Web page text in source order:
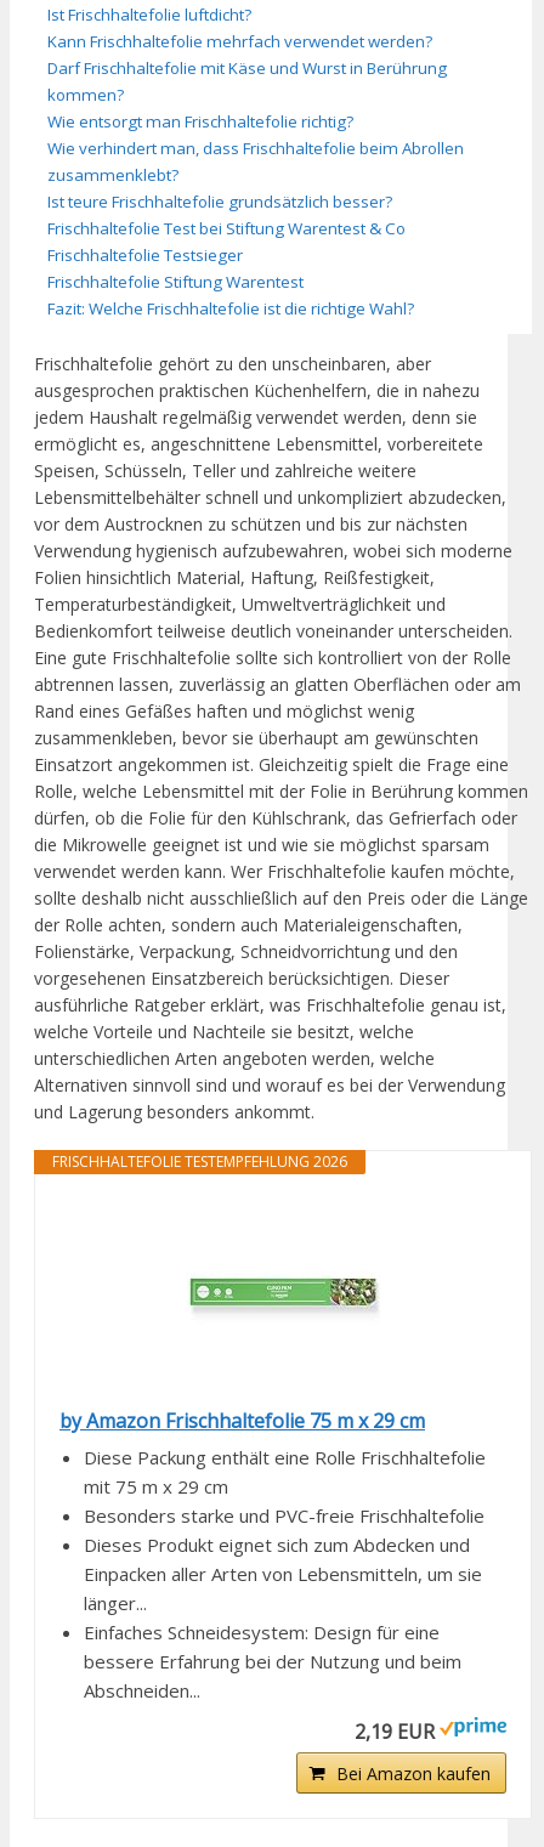
Ist Frischhaltefolie luftdicht?
Kann Frischhaltefolie mehrfach verwendet werden?
Darf Frischhaltefolie mit Käse und Wurst in Berührung
kommen?
Wie entsorgt man Frischhaltefolie richtig?
Wie verhindert man, dass Frischhaltefolie beim Abrollen
zusammenklebt?
Ist teure Frischhaltefolie grundsätzlich besser?
Frischhaltefolie Test bei Stiftung Warentest & Co
Frischhaltefolie Testsieger
Frischhaltefolie Stiftung Warentest
Fazit: Welche Frischhaltefolie ist die richtige Wahl?
Frischhaltefolie gehört zu den unscheinbaren, aber
ausgesprochen praktischen Küchenhelfern, die in nahezu
jedem Haushalt regelmäßig verwendet werden, denn sie
ermöglicht es, angeschnittene Lebensmittel, vorbereitete
Speisen, Schüsseln, Teller und zahlreiche weitere
Lebensmittelbehälter schnell und unkompliziert abzudecken,
vor dem Austrocknen zu schützen und bis zur nächsten
Verwendung hygienisch aufzubewahren, wobei sich moderne
Folien hinsichtlich Material, Haftung, Reißfestigkeit,
Temperaturbeständigkeit, Umweltverträglichkeit und
Bedienkomfort teilweise deutlich voneinander unterscheiden.
Eine gute Frischhaltefolie sollte sich kontrolliert von der Rolle
abtrennen lassen, zuverlässig an glatten Oberflächen oder am
Rand eines Gefäßes haften und möglichst wenig
zusammenkleben, bevor sie überhaupt am gewünschten
Einsatzort angekommen ist. Gleichzeitig spielt die Frage eine
Rolle, welche Lebensmittel mit der Folie in Berührung kommen
dürfen, ob die Folie für den Kühlschrank, das Gefrierfach oder
die Mikrowelle geeignet ist und wie sie möglichst sparsam
verwendet werden kann. Wer Frischhaltefolie kaufen möchte,
sollte deshalb nicht ausschließlich auf den Preis oder die Länge
der Rolle achten, sondern auch Materialeigenschaften,
Folienstärke, Verpackung, Schneidvorrichtung und den
vorgesehenen Einsatzbereich berücksichtigen. Dieser
ausführliche Ratgeber erklärt, was Frischhaltefolie genau ist,
welche Vorteile und Nachteile sie besitzt, welche
unterschiedlichen Arten angeboten werden, welche
Alternativen sinnvoll sind und worauf es bei der Verwendung
und Lagerung besonders ankommt.
FRISCHHALTEFOLIE TESTEMPFEHLUNG 2026
by Amazon Frischhaltefolie 75 m x 29 cm
Diese Packung enthält eine Rolle Frischhaltefolie
mit 75 m x 29 cm
Besonders starke und PVC-freie Frischhaltefolie
Dieses Produkt eignet sich zum Abdecken und
Einpacken aller Arten von Lebensmitteln, um sie
länger...
Einfaches Schneidesystem: Design für eine
bessere Erfahrung bei der Nutzung und beim
Abschneiden...
2,19 EUR
Bei Amazon kaufen